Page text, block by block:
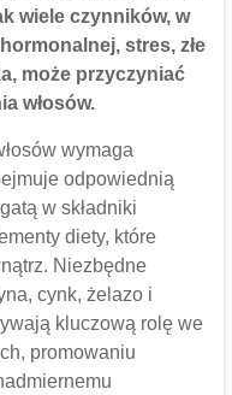
wiele czynników, w
stres, złe
może przyczyniać
włosów.
wymaga
odpowiednią
w składniki
diety, które
Niezbędne
cynk, żelazo i
kluczową rolę we
promowaniu